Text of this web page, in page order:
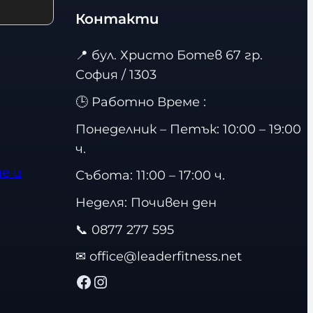
и
Контакти
📍 бул. Христо Ботев 67 гр.
София / 1303
🕒 Работно Време :
Понеделник – Петък: 10:00 – 19:00
ч.
Събота: 11:00 – 17:00 ч.
Неделя: Почивен ден
📞 0877 277 595
✉ office@leaderfitness.net
Facebook Instagram